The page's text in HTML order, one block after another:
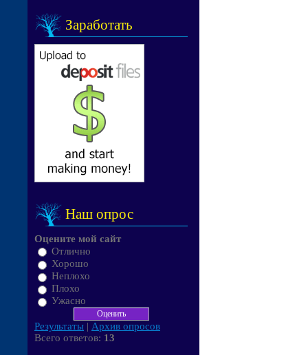
Заработать
Наш опрос
Оцените мой сайт
Отлично
Хорошо
Неплохо
Плохо
Ужасно
Результаты | Архив опросов
Всего ответов: 13